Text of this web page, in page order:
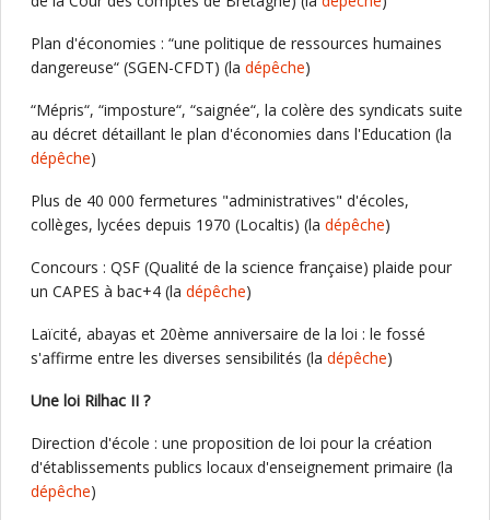
Plan d'économies : “une politique de ressources humaines
dangereuse“ (SGEN-CFDT) (la dépêche)
“Mépris“, “imposture“, “saignée“, la colère des syndicats suite
au décret détaillant le plan d'économies dans l'Education (la
dépêche)
Plus de 40 000 fermetures "administratives" d'écoles,
collèges, lycées depuis 1970 (Localtis) (la dépêche)
Concours : QSF (Qualité de la science française) plaide pour
un CAPES à bac+4 (la dépêche)
Laïcité, abayas et 20ème anniversaire de la loi : le fossé
s'affirme entre les diverses sensibilités (la dépêche)
Une loi Rilhac II ?
Direction d'école : une proposition de loi pour la création
d'établissements publics locaux d'enseignement primaire (la
dépêche)